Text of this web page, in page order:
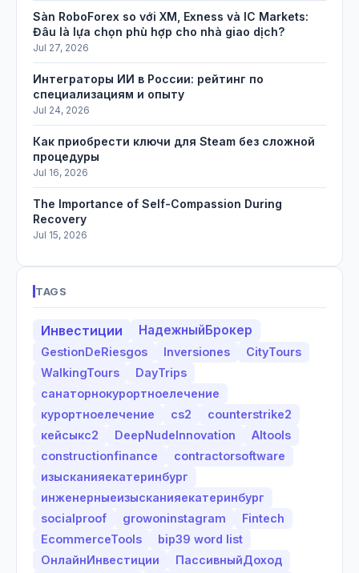
Sàn RoboForex so với XM, Exness và IC Markets:
Đâu là lựa chọn phù hợp cho nhà giao dịch?
Jul 27, 2026
Интеграторы ИИ в России: рейтинг по
специализациям и опыту
Jul 24, 2026
Как приобрести ключи для Steam без сложной
процедуры
Jul 16, 2026
The Importance of Self-Compassion During
Recovery
Jul 15, 2026
TAGS
Инвестиции НадежныйБрокер
GestionDeRiesgos Inversiones
CityTours
WalkingTours
DayTrips
санаторнокурортноелечение
курортноелечение
cs2
counterstrike2
кейсыкс2
DeepNudeInnovation
AItools
constructionfinance
contractorsoftware
изысканияекатеринбург
инженерныеизысканияекатеринбург
socialproof
growoninstagram
Fintech
EcommerceTools
bip39 word list
ОнлайнИнвестиции
ПассивныйДоход